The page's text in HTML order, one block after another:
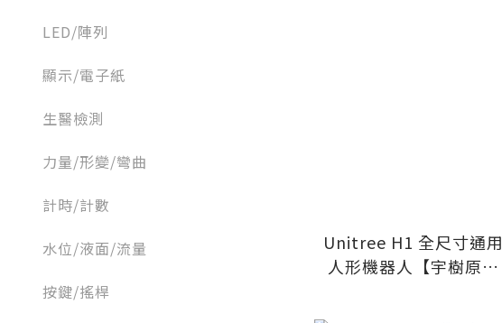
LED/陣列
顯示/電子紙
生醫檢測
力量/形變/彎曲
計時/計數
水位/液面/流量
按鍵/搖桿
Unitree H1 全尺寸通用
人形機器人【宇樹原廠